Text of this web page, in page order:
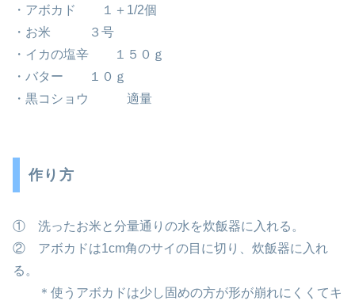
・アボカド １＋1/2個
・お米 ３号
・イカの塩辛 １５０ｇ
・バター １０ｇ
・黒コショウ 適量
作り方
① 洗ったお米と分量通りの水を炊飯器に入れる。
② アボカドは1cm角のサイの目に切り、炊飯器に入れ
る。
＊使うアボカドは少し固めの方が形が崩れにくくてキ